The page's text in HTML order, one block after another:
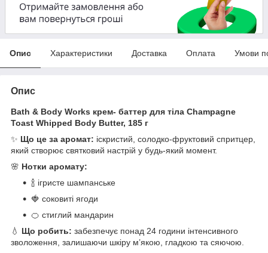
Опис Характеристики Доставка Оплата Умови
Опис
Bath & Body Works крем- баттер для тіла Champagne
Toast Whipped Body Butter, 185 г
✨ Що це за аромат: іскристий, солодко-фруктовий спритцер,
який створює святковий настрій у будь-який момент.
🌸 Нотки аромату:
🍾 ігристе шампанське
🍓 соковиті ягоди
🍊 стиглий мандарин
💧 Що робить: забезпечує понад 24 години інтенсивного
зволоження, залишаючи шкіру м’якою, гладкою та сяючою.